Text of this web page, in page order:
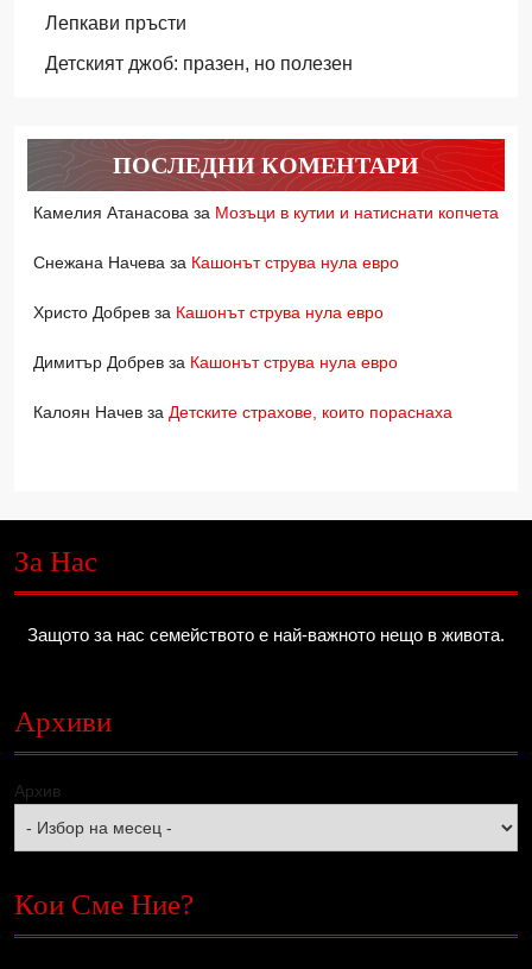
Лепкави пръсти
Детският джоб: празен, но полезен
ПОСЛЕДНИ КОМЕНТАРИ
Камелия Атанасова за Мозъци в кутии и натиснати копчета
Снежана Начева за Кашонът струва нула евро
Христо Добрев за Кашонът струва нула евро
Димитър Добрев за Кашонът струва нула евро
Калоян Начев за Детските страхове, които пораснаха
За Нас
Защото за нас семейството е най-важното нещо в живота.
Архиви
Архив
Кои Сме Ние?